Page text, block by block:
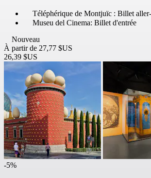
Téléphérique de Montjuïc : Billet
Museu del Cinema: Billet d'entrée
Nouveau
À partir de 27,77 $US
26,39 $US
-5%